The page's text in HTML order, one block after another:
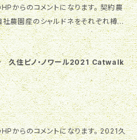
コレート菓子とも好相性。 TsunoWin
、もっちりと濃厚な「ショコラショコ
寄り添う「ミックスベリーデニッシュ」と
すすめです！
ョナル ワイン&スピリッツコンペティ
ン
を示しています。カシスやブラックベ
きとした酸味が調和し、奥行きのある
ています。余韻には甘味とスパイス、
長く続き重厚さとエレガンスさを両立
かりしているので幅広いお肉料理に
す。ベリーソースを添えた鴨肉のロー
ソースで煮込んだ牛タンシチュー、牛
込み、味付けをしっかり行ったスペア
ンニンの程よい渋みが加わることで、
ランスを整えてくれます。後半にはキ
ーの特徴香であるイチゴのようなニュ
かせ、もう一口、もう一口と飲み進
本飲み切ってしまうような親しみやす
～10℃くらいでお楽しみください。照
き鳥のタレ、すき焼きなどの甘辛い味
相性は抜群です。家族や友人とワイ
キューで、赤身のステーキと合わせて
ンクール銅賞受賞 栓タイプ コルク Alc
量 720ml 保存方法 冷蔵(12度-15
いて 「黄道12星座シリーズ」 この紳士
座)。エレガントで力強さも持った
ーが契約農家さんの葡萄を主体にし
座シリーズの一つです。
からのコメントになります。 契約農
農園産のシャルドネをそれぞれ樽熟
ンスよくブレンド。ハーブ、グレープフル
、ハチミツなどの清涼感もある甘い香
ありつつクリーミーで滑らかな口当た
。 商品スペック 商品名 2
LIBRA 甘辛の度合い 甘口 ☆☆
料葡萄 シャルドネ(自社農園) シャ
) ブランド 黄道12星座シリーズ 受賞
ワインコンクール銅賞受賞 栓タイプ
久住ピノ・ノワール2021 Catwalk
らのコメントになります。 2021久